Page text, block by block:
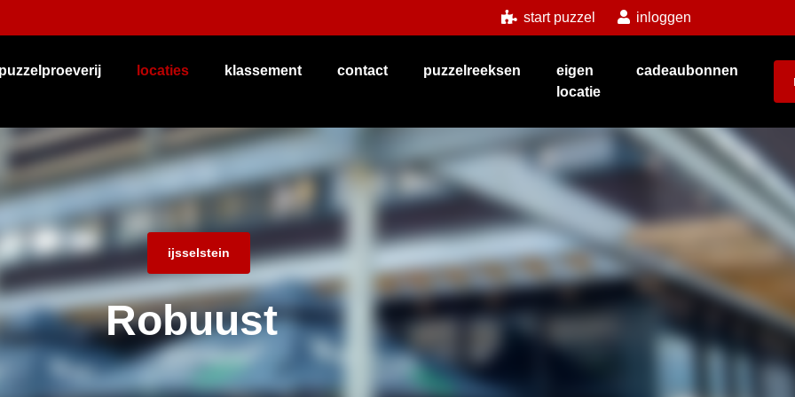
start puzzel inloggen
locaties klassement contact puzzelreeksen
eigen
locatie
cadeaubonnen
ijsselstein
Robuust